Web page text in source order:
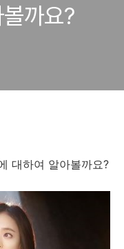
까요?
대하여 알아볼까요?